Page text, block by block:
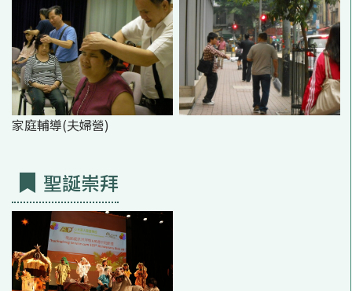
家庭輔導(夫婦營)
聖誕崇拜